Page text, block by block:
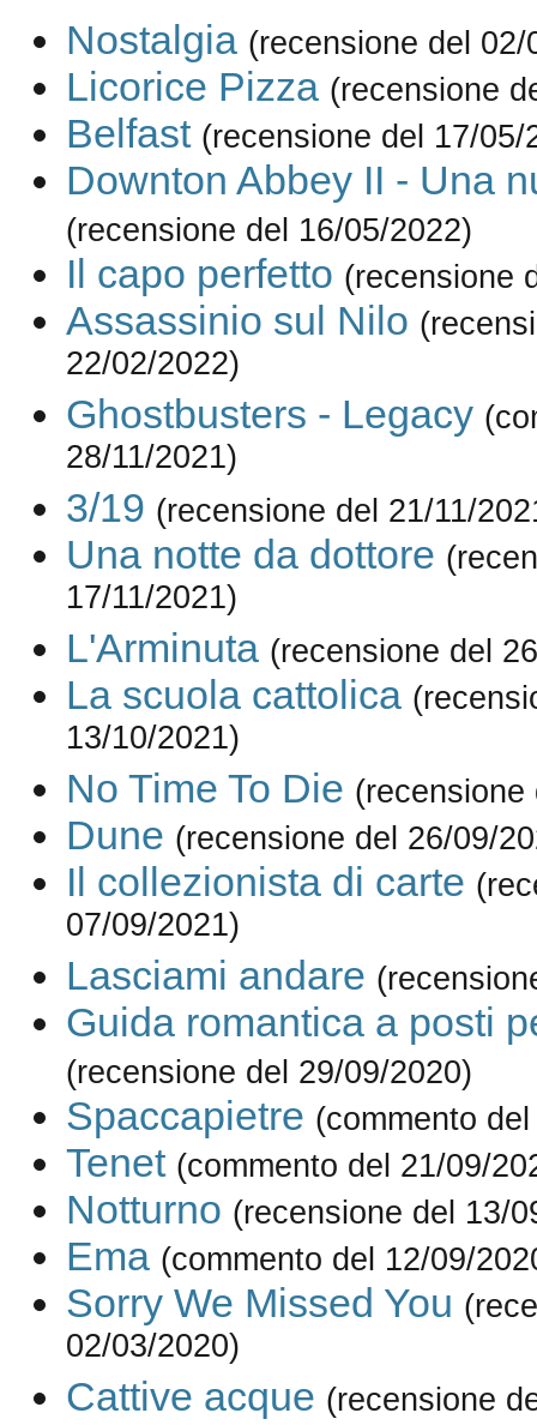
Nostalgia (recensione del 02/
Licorice Pizza (recensione
Belfast (recensione del 17/05/
Downton Abbey II - Una
(recensione del 16/05/2022)
Il capo perfetto (recensione
Assassinio sul Nilo
22/02/2022)
Ghostbusters - Legacy
28/11/2021)
3/19 (recensione del 21/11/
Una notte da dottore
17/11/2021)
L'Arminuta (recensione del
La scuola cattolica
13/10/2021)
No Time To Die (recensione
Dune (recensione del 26/09/
Il collezionista di carte
07/09/2021)
Lasciami andare
Guida romantica a posti
(recensione del 29/09/2020)
Spaccapietre (commento
Tenet (commento del 21/09/
Notturno (recensione del 13/
Ema (commento del 12/09/
Sorry We Missed You
02/03/2020)
Cattive acque (recensione